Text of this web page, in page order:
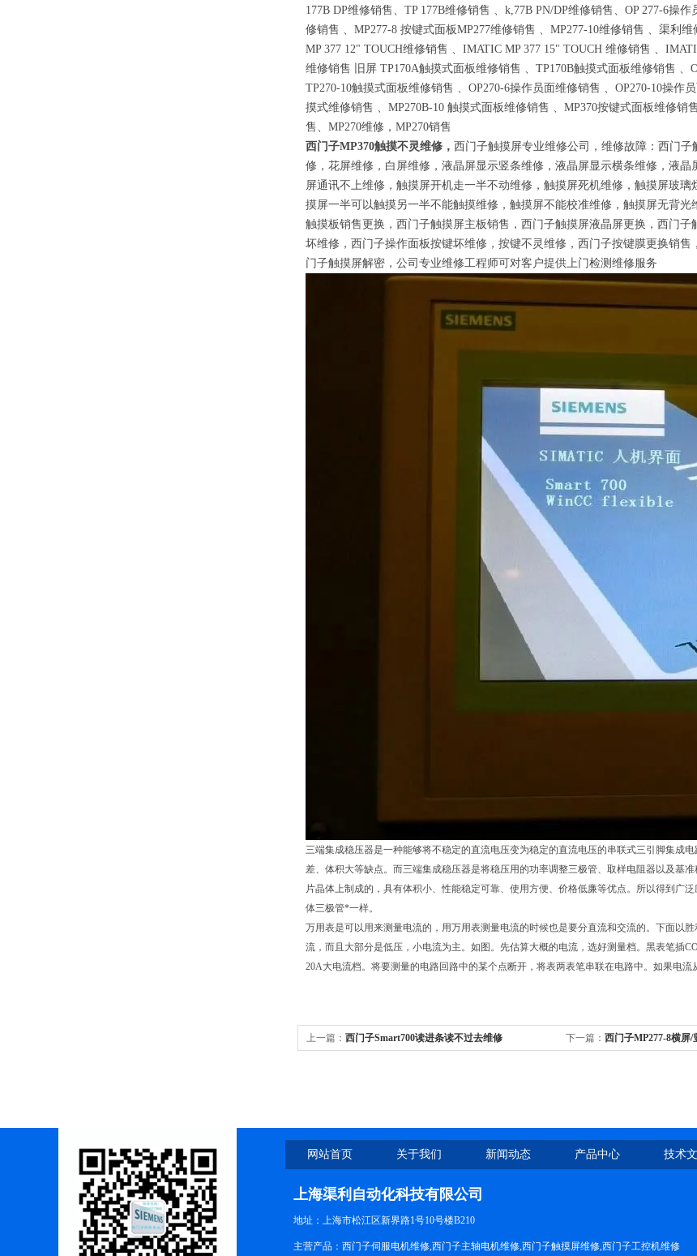
177B DP维修销售、 TP 177B维修销售 、 k,77B PN/DP维修销售、 OP 277-6操作
修销售 、 MP277-8 按键式面板MP277维修销售 、 MP277-10维修销售 、渠利维
MP 377 12" TOUCH维修销售 、 IMATIC MP 377 15" TOUCH 维修销售 、
维修销售 旧屏 TP170A触摸式面板维修销售 、 TP170B触摸式面板维修销售 、
TP270-10触摸式面板维修销售 、 OP270-6操作员面维修销售 、 OP270-10操作员
摸式维修销售 、 MP270B-10 触摸式面板维修销售 、 MP370按键式面板维修销售
售、 MP270维修， MP270销售
西门子MP370触摸不灵维修， 西门子触摸屏专业维修公司，维修故障：西门
修，花屏维修，白屏维修，液晶屏显示竖条维修，液晶屏显示横条维修，液
屏通讯不上维修，触摸屏开机走一半不动维修，触摸屏死机维修，触摸屏玻
摸屏一半可以触摸另一半不能触摸维修，触摸屏不能校准维修，触摸屏无背
触摸板销售更换，西门子触摸屏主板销售，西门子触摸屏液晶屏更换，西门
坏维修，西门子操作面板按键坏维修，按键不灵维修，西门子按键膜更换销
门子触摸屏解密，公司专业维修工程师可对客户提供上门检测维修服务
三端集成稳压器是一种能够将不稳定的直流电压变为稳定的直流电压的串联式三引脚集成
差、体积大等缺点。而三端集成稳压器是将稳压用的功率调整三极管、取样电阻器以及基
片晶体上制成的，具有体积小、性能稳定可靠、使用方便、价格低廉等优点。所以得到广
体三极管*一样。
万用表是可以用来测量电流的，用万用表测量电流的时候也是要分直流和交流的。下面以
流，而且大部分是低压，小电流为主。如图。先估算大概的电流，选好测量档。黑表笔插
20A大电流档。将要测量的电路回路中的某个点断开，将表两表笔串联在电路中。如果电流
上一篇： 西门子Smart700读进条读不过去维修 下一篇： 西门子MP277-8横屏/
网站首页 关于我们 新闻动态 产品中心 技术
上海渠利自动化科技有限公司
地址：上海市松江区新界路1号10号楼B210
主营产品：西门子伺服电机维修,西门子主轴电机维修,西门子触摸屏维修,西门子工控机维修